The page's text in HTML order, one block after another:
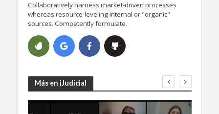
Collaboratively harness market-driven processes
whereas resource-leveling internal or "organic"
sources. Competently formulate.
Más en iJudicial